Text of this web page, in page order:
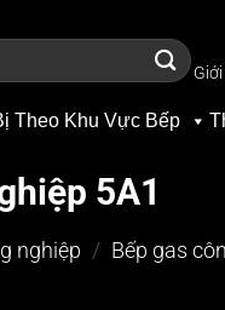
Theo Khu Vực Bếp
5A1
nghiệp / Bếp gas